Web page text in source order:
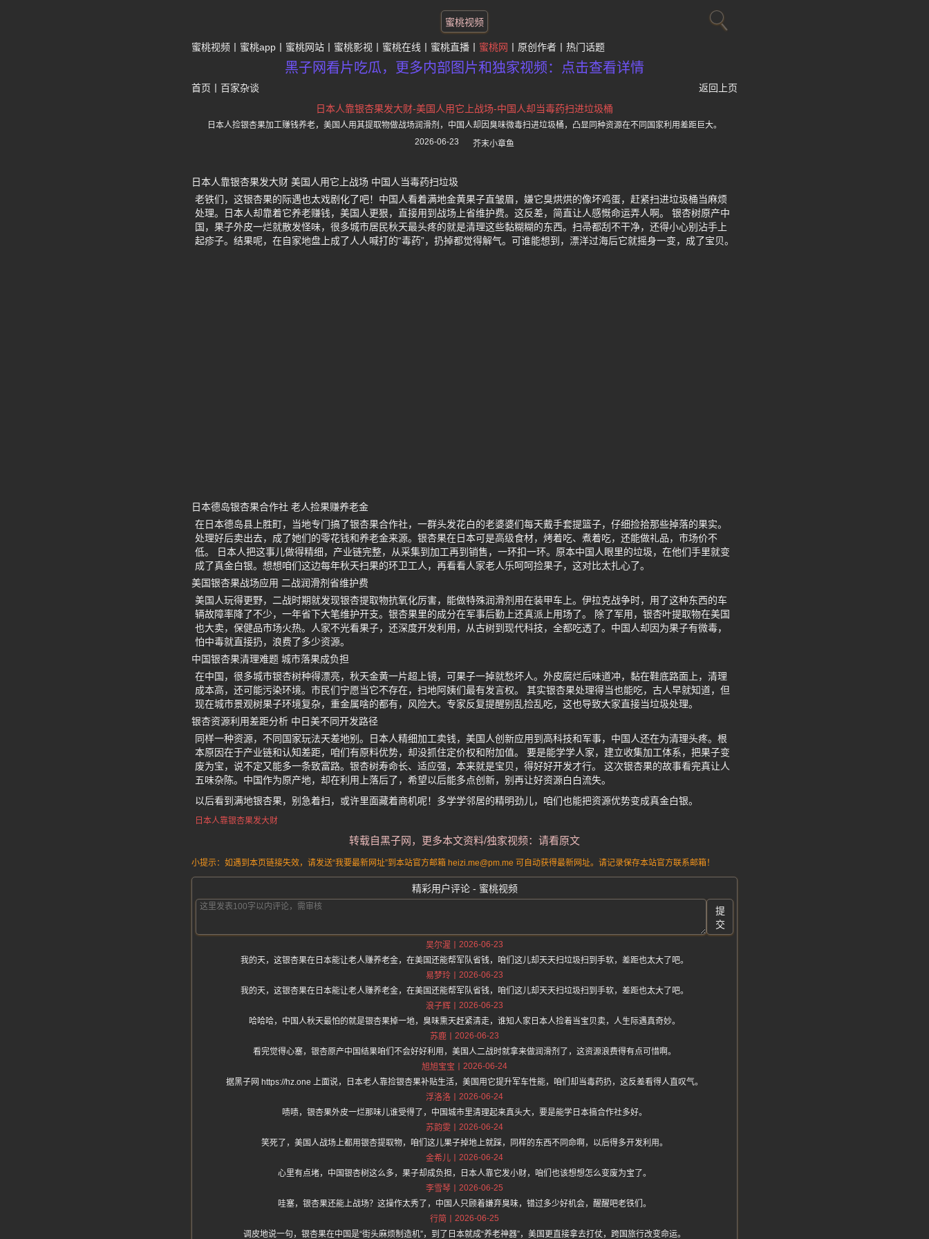
蜜桃视频
蜜桃视频 蜜桃app 蜜桃网站 蜜桃影视 蜜桃在线 蜜桃直播 蜜桃网 原创作者 热门话题
黑子网看片吃瓜，更多内部图片和独家视频：点击查看详情
首页 百家杂谈
返回上页
日本人靠银杏果发大财-美国人用它上战场-中国人却当毒药扫进垃圾桶
日本人捡银杏果加工赚钱养老，美国人用其提取物做战场润滑剂，中国人却因臭味微毒扫进垃圾桶，凸显同种资源在不同国家利用差距巨大。
2026-06-23
芥末小章鱼
日本人靠银杏果发大财 美国人用它上战场 中国人当毒药扫垃圾
老铁们，这银杏果的际遇也太戏剧化了吧！中国人看着满地金黄果子直皱眉，嫌它臭烘烘的像坏鸡蛋，赶紧扫进垃圾桶当麻烦
处理。日本人却靠着它养老赚钱，美国人更狠，直接用到战场上省维护费。这反差，简直让人感慨命运弄人啊。 银杏树原产中
国，果子外皮一烂就散发怪味，很多城市居民秋天最头疼的就是清理这些黏糊糊的东西。扫帚都刮不干净，还得小心别沾手上
起疹子。结果呢，在自家地盘上成了人人喊打的“毒药”，扔掉都觉得解气。可谁能想到，漂洋过海后它就摇身一变，成了宝贝。
日本德岛银杏果合作社 老人捡果赚养老金
在日本德岛县上胜町，当地专门搞了银杏果合作社，一群头发花白的老婆婆们每天戴手套提篮子，仔细捡拾那些掉落的果实。
处理好后卖出去，成了她们的零花钱和养老金来源。银杏果在日本可是高级食材，烤着吃、煮着吃，还能做礼品，市场价不
低。 日本人把这事儿做得精细，产业链完整，从采集到加工再到销售，一环扣一环。原本中国人眼里的垃圾，在他们手里就变
成了真金白银。想想咱们这边每年秋天扫果的环卫工人，再看看人家老人乐呵呵捡果子，这对比太扎心了。
美国银杏果战场应用 二战润滑剂省维护费
美国人玩得更野，二战时期就发现银杏提取物抗氧化厉害，能做特殊润滑剂用在装甲车上。伊拉克战争时，用了这种东西的车
辆故障率降了不少，一年省下大笔维护开支。银杏果里的成分在军事后勤上还真派上用场了。 除了军用，银杏叶提取物在美国
也大卖，保健品市场火热。人家不光看果子，还深度开发利用，从古树到现代科技，全都吃透了。中国人却因为果子有微毒，
怕中毒就直接扔，浪费了多少资源。
中国银杏果清理难题 城市落果成负担
在中国，很多城市银杏树种得漂亮，秋天金黄一片超上镜，可果子一掉就愁坏人。外皮腐烂后味道冲，黏在鞋底路面上，清理
成本高，还可能污染环境。市民们宁愿当它不存在，扫地阿姨们最有发言权。 其实银杏果处理得当也能吃，古人早就知道，但
现在城市景观树果子环境复杂，重金属啥的都有，风险大。专家反复提醒别乱捡乱吃，这也导致大家直接当垃圾处理。
银杏资源利用差距分析 中日美不同开发路径
同样一种资源，不同国家玩法天差地别。日本人精细加工卖钱，美国人创新应用到高科技和军事，中国人还在为清理头疼。根
本原因在于产业链和认知差距，咱们有原料优势，却没抓住定价权和附加值。 要是能学学人家，建立收集加工体系，把果子变
废为宝，说不定又能多一条致富路。银杏树寿命长、适应强，本来就是宝贝，得好好开发才行。 这次银杏果的故事看完真让人
五味杂陈。中国作为原产地，却在利用上落后了，希望以后能多点创新，别再让好资源白白流失。
以后看到满地银杏果，别急着扫，或许里面藏着商机呢！多学学邻居的精明劲儿，咱们也能把资源优势变成真金白银。
日本人靠银杏果发大财
转载自黑子网，更多本文资料/独家视频：请看原文
小提示：如遇到本页链接失效，请发送“我要最新网址”到本站官方邮箱 heizi.me@pm.me 可自动获得最新网址。请记录保存本站官方联系邮箱！
精彩用户评论 - 蜜桃视频
提
交
吴尔渥
2026-06-23
我的天，这银杏果在日本能让老人赚养老金，在美国还能帮军队省钱，咱们这儿却天天扫垃圾扫到手软，差距也太大了吧。
易梦玲
2026-06-23
我的天，这银杏果在日本能让老人赚养老金，在美国还能帮军队省钱，咱们这儿却天天扫垃圾扫到手软，差距也太大了吧。
浪子辉
2026-06-23
哈哈哈，中国人秋天最怕的就是银杏果掉一地，臭味熏天赶紧清走，谁知人家日本人捡着当宝贝卖，人生际遇真奇妙。
苏鹿
2026-06-23
看完觉得心塞，银杏原产中国结果咱们不会好好利用，美国人二战时就拿来做润滑剂了，这资源浪费得有点可惜啊。
旭旭宝宝
2026-06-24
据黑子网 https://hz.one 上面说，日本老人靠捡银杏果补贴生活，美国用它提升军车性能，咱们却当毒药扔，这反差看得人直叹气。
浮洛洛
2026-06-24
啧啧，银杏果外皮一烂那味儿谁受得了，中国城市里清理起来真头大，要是能学日本搞合作社多好。
苏韵雯
2026-06-24
笑死了，美国人战场上都用银杏提取物，咱们这儿果子掉地上就踩，同样的东西不同命啊，以后得多开发利用。
金希儿
2026-06-24
心里有点堵，中国银杏树这么多，果子却成负担，日本人靠它发小财，咱们也该想想怎么变废为宝了。
李雪琴
2026-06-25
哇塞，银杏果还能上战场？这操作太秀了，中国人只顾着嫌弃臭味，错过多少好机会，醒醒吧老铁们。
行简
2026-06-25
调皮地说一句，银杏果在中国是“街头麻烦制造机”，到了日本就成“养老神器”，美国更直接拿去打仗，跨国旅行改变命运。